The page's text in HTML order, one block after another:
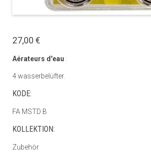
27,00 €
Aérateurs d'eau :
4 wasserbelüfter.
KODE:
FA MSTD B
KOLLEKTION:
Zubehör